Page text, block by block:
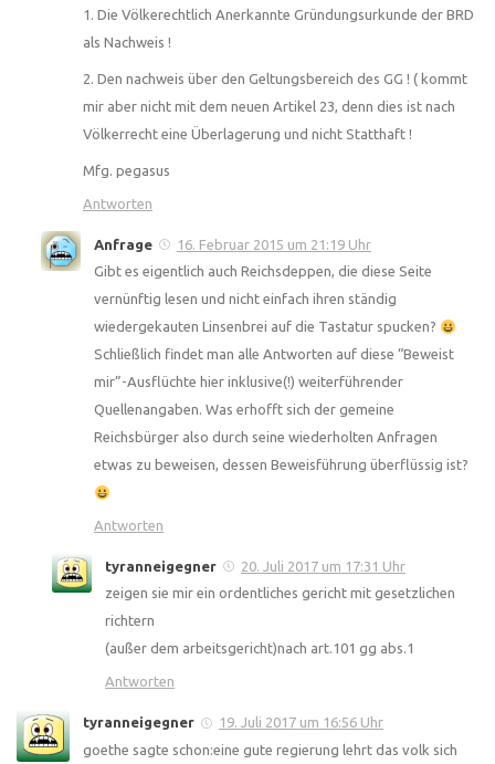
1. Die Völkerechtlich Anerkannte Gründungsurkunde der BRD
als Nachweis !
2. Den nachweis über den Geltungsbereich des GG ! ( kommt
mir aber nicht mit dem neuen Artikel 23, denn dies ist nach
Völkerrecht eine Überlagerung und nicht Statthaft !
Mfg. pegasus
Antworten
Anfrage
16. Februar 2015 um 21:19 Uhr
Gibt es eigentlich auch Reichsdeppen, die diese Seite
vernünftig lesen und nicht einfach ihren ständig
wiedergekauten Linsenbrei auf die Tastatur spucken?
Schließlich findet man alle Antworten auf diese “Beweist
mir”-Ausflüchte hier inklusive(!) weiterführender
Quellenangaben. Was erhofft sich der gemeine
Reichsbürger also durch seine wiederholten Anfragen
etwas zu beweisen, dessen Beweisführung überflüssig ist?
Antworten
tyranneigegner
20. Juli 2017 um 17:31 Uhr
zeigen sie mir ein ordentliches gericht mit gesetzlichen
richtern
(außer dem arbeitsgericht)nach art.101 gg abs.1
Antworten
tyranneigegner
19. Juli 2017 um 16:56 Uhr
goethe sagte schon:eine gute regierung lehrt das volk sich